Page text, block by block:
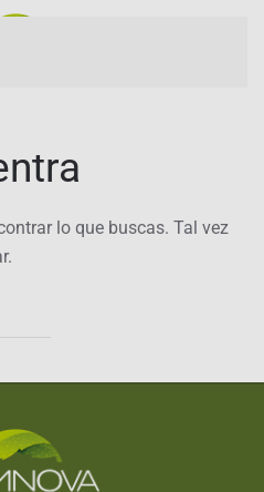
lo que buscas. Tal vez